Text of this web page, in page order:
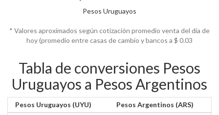
Pesos Uruguayos
* Valores aproximados según cotización promedio venta del día de
hoy (promedio entre casas de cambio y bancos a $ 0.03
Tabla de conversiones Pesos
Uruguayos a Pesos Argentinos
Pesos Uruguayos (UYU)
Pesos Argentinos (ARS)